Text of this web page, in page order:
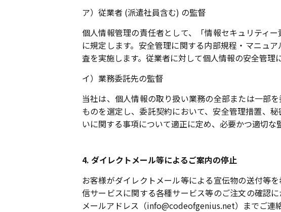
ア）従業者 (派遣社員含む) の監督
個人情報管理の責任者として、「情報セキュリティ
に規定します。安全管理に関する内部規程・マニュ
査を実施します。従業者に対して個人情報の安全管理
イ）業務委託先の監督
当社は、個人情報の取り扱い業務の全部または一部
ものを選定し、委託契約において、安全管理措置、
いに関する事項について適正に定め、必要かつ適切な
4. ダイレクトメール等によるご案内の停止
お客様がダイレクトメール等による宣伝物の送付等
信サービスに関する各種サービス等のご注文の確認
メールアドレス（info@codeofgenius.net）までご連